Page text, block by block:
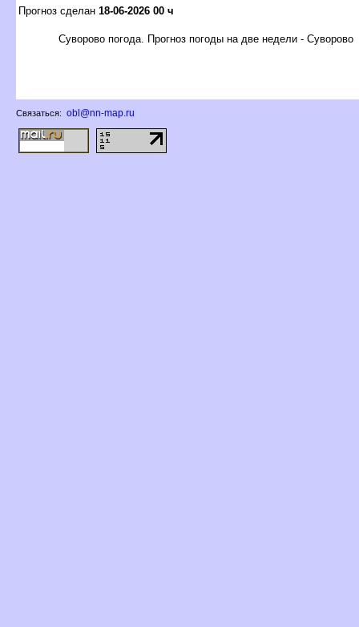
Прогноз сделан 18-06-2026 00 ч
Суворово погода. Прогноз погоды на две недели - Суворово
Связаться: obl@nn-map.ru